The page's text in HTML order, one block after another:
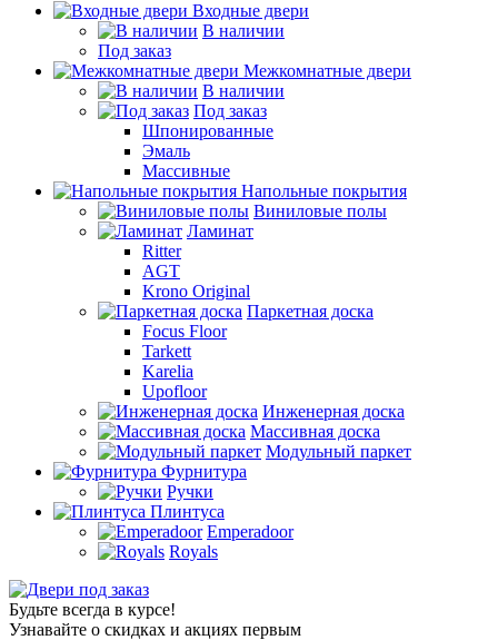
Входные двери
В наличии
Под заказ
Межкомнатные двери
В наличии
Под заказ
Шпонированные
Эмаль
Массивные
Напольные покрытия
Виниловые полы
Ламинат
Ritter
AGT
Krono Original
Паркетная доска
Focus Floor
Tarkett
Karelia
Upofloor
Инженерная доска
Массивная доска
Модульный паркет
Фурнитура
Ручки
Плинтуса
Emperadoor
Royals
Будьте всегда в курсе!
Узнавайте о скидках и акциях первым